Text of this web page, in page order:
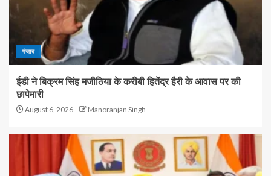
पंजाब
ईडी ने बिक्रम सिंह मजीठिया के करीबी हितेंद्र हैरी के आवास पर की
छापेमारी
August 6, 2026 Manoranjan Singh